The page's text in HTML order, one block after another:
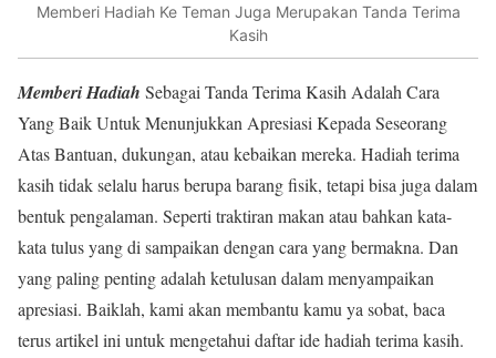
Memberi Hadiah Ke Teman Juga Merupakan Tanda Terima
Kasih
Memberi Hadiah Sebagai Tanda Terima Kasih Adalah Cara
Yang Baik Untuk Menunjukkan Apresiasi Kepada Seseorang
Atas Bantuan, dukungan, atau kebaikan mereka. Hadiah terima
kasih tidak selalu harus berupa barang fisik, tetapi bisa juga dalam
bentuk pengalaman. Seperti traktiran makan atau bahkan kata-
kata tulus yang di sampaikan dengan cara yang bermakna. Dan
yang paling penting adalah ketulusan dalam menyampaikan
apresiasi. Baiklah, kami akan membantu kamu ya sobat, baca
terus artikel ini untuk mengetahui daftar ide hadiah terima kasih.